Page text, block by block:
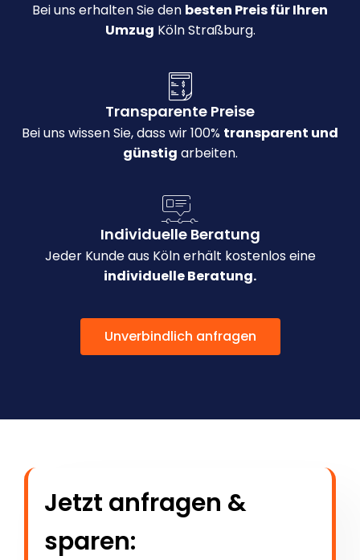
Bei uns erhalten Sie den besten Preis für Ihren
Umzug Köln Straßburg.
Transparente Preise
Bei uns wissen Sie, dass wir 100% transparent und
günstig arbeiten.
Individuelle Beratung
Jeder Kunde aus Köln erhält kostenlos eine
individuelle Beratung.
Unverbindlich anfragen
Jetzt anfragen &
sparen: